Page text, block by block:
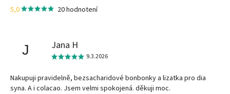
5,0 20 hodnotení
J Jana H
9.3.2026
Nakupuji pravidelně, bezsacharidové bonbonky a lizatka pro dia
syna. A i colacao. Jsem velmi spokojená. děkuji moc.